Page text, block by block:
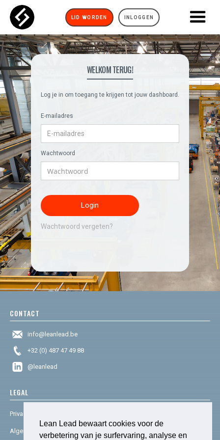
Lean Lead bewaart cookies voor de
verbetering van je surfervaring, analyse en
LID WORDEN INLOGGEN
WELKOM TERUG!
Log je in om toegang te krijgen tot jouw dashboard.
E-mailadres
Wachtwoord
Wachtwoord vergeten?
CONTACT
info@leanlead.be
+32 (0) 487 47 49 88
@leanlead
LEGAL
Privacy & cookies
Algemene voorwaarden